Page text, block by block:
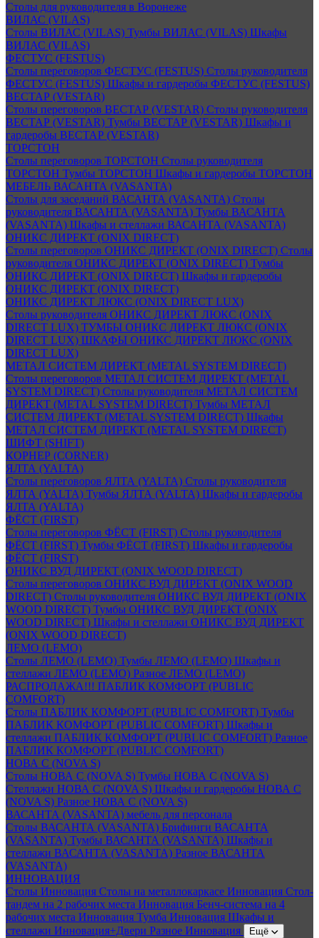
Столы для руководителя в Воронеже
ВИЛАС (VILAS)
Столы ВИЛАС (VILAS) Тумбы ВИЛАС (VILAS) Шкафы
ВИЛАС (VILAS)
ФЕСТУС (FESTUS)
Столы переговоров ФЕСТУС (FESTUS) Столы руководителя
ФЕСТУС (FESTUS) Шкафы и гардеробы ФЕСТУС (FESTUS)
ВЕСТАР (VESTAR)
Столы переговоров ВЕСТАР (VESTAR) Столы руководителя
ВЕСТАР (VESTAR) Тумбы ВЕСТАР (VESTAR) Шкафы и
гардеробы ВЕСТАР (VESTAR)
ТОРСТОН
Столы переговоров ТОРСТОН Столы руководителя
ТОРСТОН Тумбы ТОРСТОН Шкафы и гардеробы ТОРСТОН
МЕБЕЛЬ ВАСАНТА (VASANTA)
Столы для заседаний ВАСАНТА (VASANTA) Столы
руководителя ВАСАНТА (VASANTA) Тумбы ВАСАНТА
(VASANTA) Шкафы и стеллажи ВАСАНТА (VASANTA)
ОНИКС ДИРЕКТ (ONIX DIRECT)
Столы переговоров ОНИКС ДИРЕКТ (ONIX DIRECT) Столы
руководителя ОНИКС ДИРЕКТ (ONIX DIRECT) Тумбы
ОНИКС ДИРЕКТ (ONIX DIRECT) Шкафы и гардеробы
ОНИКС ДИРЕКТ (ONIX DIRECT)
ОНИКС ДИРЕКТ ЛЮКС (ONIX DIRECT LUX)
Столы руководителя ОНИКС ДИРЕКТ ЛЮКС (ONIX
DIRECT LUX) ТУМБЫ ОНИКС ДИРЕКТ ЛЮКС (ONIX
DIRECT LUX) ШКАФЫ ОНИКС ДИРЕКТ ЛЮКС (ONIX
DIRECT LUX)
МЕТАЛ СИСТЕМ ДИРЕКТ (METAL SYSTEM DIRECT)
Столы переговоров МЕТАЛ СИСТЕМ ДИРЕКТ (METAL
SYSTEM DIRECT) Столы руководителя МЕТАЛ СИСТЕМ
ДИРЕКТ (METAL SYSTEM DIRECT) Тумбы МЕТАЛ
СИСТЕМ ДИРЕКТ (METAL SYSTEM DIRECT) Шкафы
МЕТАЛ СИСТЕМ ДИРЕКТ (METAL SYSTEM DIRECT)
ШИФТ (SHIFT)
КОРНЕР (CORNER)
ЯЛТА (YALTA)
Столы переговоров ЯЛТА (YALTA) Столы руководителя
ЯЛТА (YALTA) Тумбы ЯЛТА (YALTA) Шкафы и гардеробы
ЯЛТА (YALTA)
ФЁСТ (FIRST)
Столы переговоров ФЁСТ (FIRST) Столы руководителя
ФЁСТ (FIRST) Тумбы ФЁСТ (FIRST) Шкафы и гардеробы
ФЁСТ (FIRST)
ОНИКС ВУД ДИРЕКТ (ONIX WOOD DIRECT)
Столы переговоров ОНИКС ВУД ДИРЕКТ (ONIX WOOD
DIRECT) Столы руководителя ОНИКС ВУД ДИРЕКТ (ONIX
WOOD DIRECT) Тумбы ОНИКС ВУД ДИРЕКТ (ONIX
WOOD DIRECT) Шкафы и стеллажи ОНИКС ВУД ДИРЕКТ
(ONIX WOOD DIRECT)
ЛЕМО (LEMO)
Столы ЛЕМО (LEMO) Тумбы ЛЕМО (LEMO) Шкафы и
стеллажи ЛЕМО (LEMO) Разное ЛЕМО (LEMO)
РАСПРОДАЖА!!! ПАБЛИК КОМФОРТ (PUBLIC
COMFORT)
Столы ПАБЛИК КОМФОРТ (PUBLIC COMFORT) Тумбы
ПАБЛИК КОМФОРТ (PUBLIC COMFORT) Шкафы и
стеллажи ПАБЛИК КОМФОРТ (PUBLIC COMFORT) Разное
ПАБЛИК КОМФОРТ (PUBLIC COMFORT)
НОВА С (NOVA S)
Столы НОВА С (NOVA S) Тумбы НОВА С (NOVA S)
Стеллажи НОВА С (NOVA S) Шкафы и гардеробы НОВА С
(NOVA S) Разное НОВА С (NOVA S)
ВАСАНТА (VASANTA) мебель для персонала
Столы ВАСАНТА (VASANTA) Брифинги ВАСАНТА
(VASANTA) Тумбы ВАСАНТА (VASANTA) Шкафы и
стеллажи ВАСАНТА (VASANTA) Разное ВАСАНТА
(VASANTA)
ИННОВАЦИЯ
Столы Инновация Столы на металлокаркасе Инновация Стол-
тандем на 2 рабочих места Инновация Бенч-система на 4
рабочих места Инновация Тумба Инновация Шкафы и
стеллажи Инновация+Двери Разное Инновация Ещё